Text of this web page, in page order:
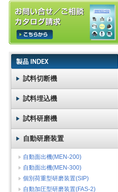
試料切断機
試料埋込機
試料研磨機
自動研磨装置
自動面出機(MEN-200)
自動面出機(MEN-300)
個別荷重型研磨装置(SIP)
自動加圧型研磨装置(FAS-2)